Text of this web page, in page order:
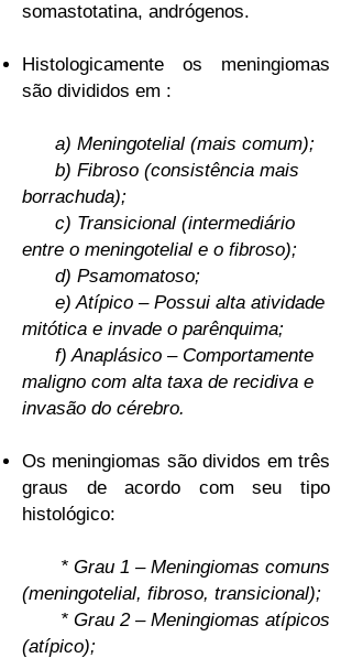
somastotatina, andrógenos.
Histologicamente os meningiomas
são divididos em :
a) Meningotelial (mais comum);
b) Fibroso (consistência mais
borrachuda);
c) Transicional (intermediário
entre o meningotelial e o fibroso);
d) Psamomatoso;
e) Atípico – Possui alta atividade
mitótica e invade o parênquima;
f) Anaplásico – Comportamente
maligno com alta taxa de recidiva e
invasão do cérebro.
Os meningiomas são dividos em três
graus de acordo com seu tipo
histológico:
* Grau 1 – Meningiomas comuns
(meningotelial, fibroso, transicional);
* Grau 2 – Meningiomas atípicos
(atípico);